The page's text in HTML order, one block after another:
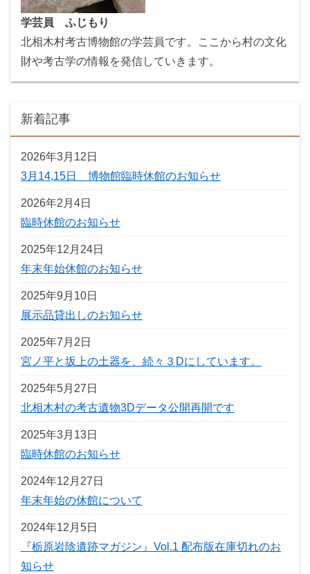
学芸員 ふじもり
北相木村考古博物館の学芸員です。ここから村の文化
財や考古学の情報を発信していきます。
新着記事
2026年3月12日
3月14,15日 博物館臨時休館のお知らせ
2026年2月4日
臨時休館のお知らせ
2025年12月24日
年末年始休館のお知らせ
2025年9月10日
展示品貸出しのお知らせ
2025年7月2日
宮ノ平と坂上の土器を、続々３Dにしています。
2025年5月27日
北相木村の考古遺物3Dデータ公開再開です
2025年3月13日
臨時休館のお知らせ
2024年12月27日
年末年始の休館について
2024年12月5日
『栃原岩陰遺跡マガジン』Vol.1 配布版在庫切れのお
知らせ